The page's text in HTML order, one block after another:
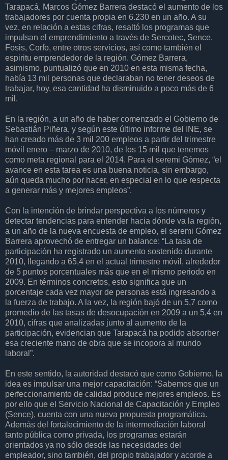
Tarapacá, Marcos Gómez Barrera destacó el aumento de los
trabajadores por cuenta propia en 6.230 en un año. A su
vez, en relación a estas cifras, resaltó los programas que
impulsan el emprendimiento a través de Sercotec, Sence,
Fosis, Corfo, entre otros servicios, así como también el
espiritu emprendedor de la región. Gómez Barrera,
asimismo, puntualizó que en 2010 en esta misma fecha,
había 13 mil personas que declaraban no tener deseos de
trabajar, hoy, esa cantidad ha disminuido a poco más de 6
mil.
En la región, a un año de haber comenzado el Gobierno de
Sebastián Piñera, y según este último informe del INE, se
han creado más de 3 mil 200 empleos a partir del trimestre
móvil enero – marzo de 2010, de los 15 mil que tenemos
como meta regional para el 2014. Para el seremi Gómez, “el
avance en esta tarea es una buena noticia, sin embargo,
aún queda mucho por hacer, en especial en lo que respecta
a generar más y mejores empleos”.
Con la intención de brindar perspectiva a los números y
detectar tendencias para entender hacia dónde va la región,
a un año de la nueva encuesta de empleo, el seremi Gómez
Barrera aprovechó de entregar un balance: “La tasa de
participación ha registrado un aumento sostenido durante
2010, llegando a 65,4 en el actual trimestre móvil, alrededor
de 5 puntos porcentuales más que en el mismo periodo en
2009. En términos concretos, esto significa que un
porcentaje cada vez mayor de personas está ingresando a
la fuerza de trabajo. A la vez, la región bajó de un 5,7 como
promedio de las tasas de desocupación en 2009 a un 5,4 en
2010, cifras que analizadas junto al aumento de la
participación, evidencian que Tarapacá ha podido absorber
esa creciente mano de obra que se incopora al mundo
laboral”.
En este sentido, la autoridad destacó que como Gobierno, la
idea es impulsar una mejor capacitación: “Sabemos que un
perfeccionamiento de calidad produce mejores empleos. Es
por ello que el Servicio Nacional de Capacitación y Empleo
(Sence), cuenta con una nueva propuesta programática.
Además del fortalecimiento de la intermediación laboral
tanto pública como privada, los programas estarán
orientados ya no sólo desde las necesidades del
empleador, sino también, del propio trabajador y acorde a